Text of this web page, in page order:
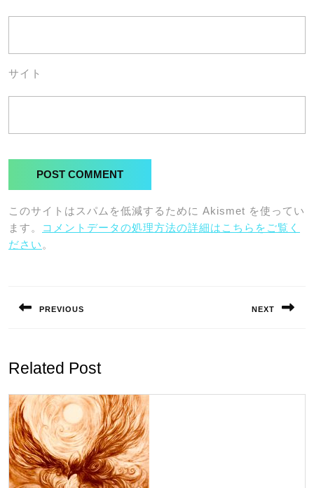
サイト
このサイトはスパムを低減するために Akismet を使ってい
ます。
コメントデータの処理方法の詳細はこちらをご覧く
ださい 。
ナ
ゲ
ー
シ
ョ
ン
PREVIOUS NEXT
Related Post